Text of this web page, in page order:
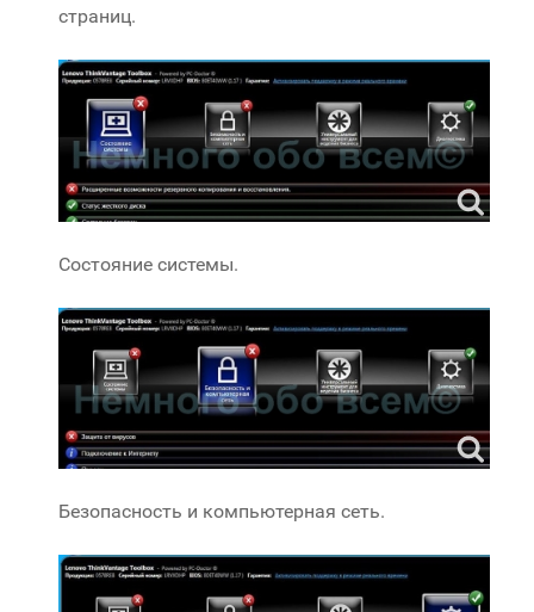
страниц.
Состояние системы.
Безопасность и компьютерная сеть.